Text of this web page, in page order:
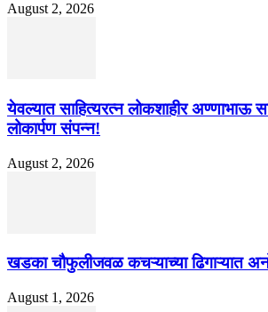
August 2, 2026
येवल्यात साहित्यरत्न लोकशाहीर अण्णाभाऊ
लोकार्पण संपन्न!
August 2, 2026
खडका चौफुलीजवळ कचऱ्याच्या ढिगाऱ्यात
August 1, 2026